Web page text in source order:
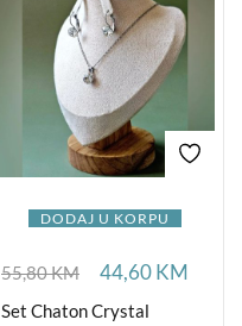
DODAJ U KORPU
55,80KM 44,60KM
Set Chaton Crystal